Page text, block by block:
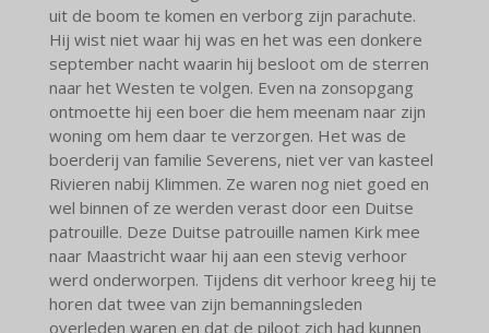
uit de boom te komen en verborg zijn parachute.
Hij wist niet waar hij was en het was een donkere
september nacht waarin hij besloot om de sterren
naar het Westen te volgen. Even na zonsopgang
ontmoette hij een boer die hem meenam naar zijn
woning om hem daar te verzorgen. Het was de
boerderij van familie Severens, niet ver van kasteel
Rivieren nabij Klimmen. Ze waren nog niet goed en
wel binnen of ze werden verast door een Duitse
patrouille. Deze Duitse patrouille namen Kirk mee
naar Maastricht waar hij aan een stevig verhoor
werd onderworpen. Tijdens dit verhoor kreeg hij te
horen dat twee van zijn bemanningsleden
overleden waren en dat de piloot zich had kunnen